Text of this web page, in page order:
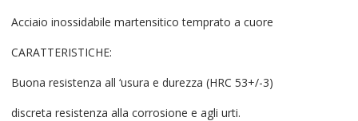
Acciaio inossidabile martensitico temprato a cuore
CARATTERISTICHE:
Buona resistenza all ‘usura e durezza (HRC 53+/-3)
discreta resistenza alla corrosione e agli urti.